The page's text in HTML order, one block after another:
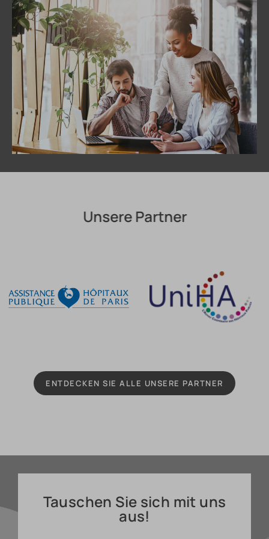
Unsere Partner
ENTDECKEN SIE ALLE UNSERE PARTNER
Tauschen Sie sich mit uns
aus!